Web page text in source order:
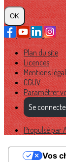
OK
Plan du site
Licences
Mentions
CGUV
Paramétrer
Se
Propulsé par
Vos